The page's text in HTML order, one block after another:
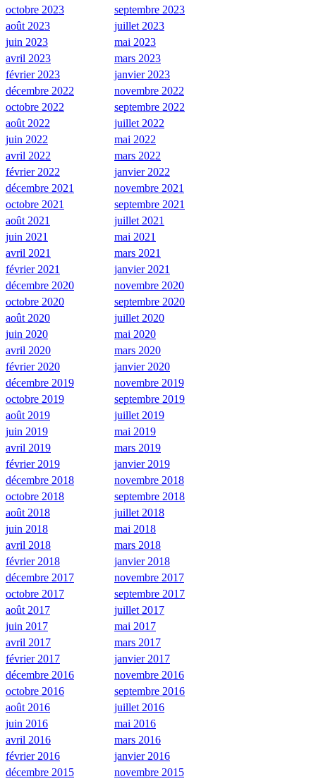
octobre 2023
septembre 2023
août 2023
juillet 2023
juin 2023
mai 2023
avril 2023
mars 2023
février 2023
janvier 2023
décembre 2022
novembre 2022
octobre 2022
septembre 2022
août 2022
juillet 2022
juin 2022
mai 2022
avril 2022
mars 2022
février 2022
janvier 2022
décembre 2021
novembre 2021
octobre 2021
septembre 2021
août 2021
juillet 2021
juin 2021
mai 2021
avril 2021
mars 2021
février 2021
janvier 2021
décembre 2020
novembre 2020
octobre 2020
septembre 2020
août 2020
juillet 2020
juin 2020
mai 2020
avril 2020
mars 2020
février 2020
janvier 2020
décembre 2019
novembre 2019
octobre 2019
septembre 2019
août 2019
juillet 2019
juin 2019
mai 2019
avril 2019
mars 2019
février 2019
janvier 2019
décembre 2018
novembre 2018
octobre 2018
septembre 2018
août 2018
juillet 2018
juin 2018
mai 2018
avril 2018
mars 2018
février 2018
janvier 2018
décembre 2017
novembre 2017
octobre 2017
septembre 2017
août 2017
juillet 2017
juin 2017
mai 2017
avril 2017
mars 2017
février 2017
janvier 2017
décembre 2016
novembre 2016
octobre 2016
septembre 2016
août 2016
juillet 2016
juin 2016
mai 2016
avril 2016
mars 2016
février 2016
janvier 2016
décembre 2015
novembre 2015